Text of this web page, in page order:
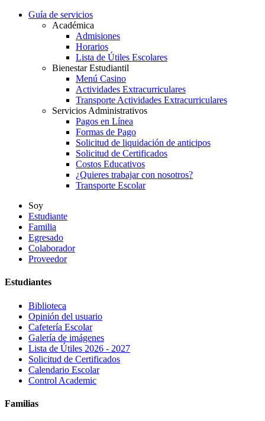
Guía de servicios
Académica
Admisiones
Horarios
Lista de Útiles Escolares
Bienestar Estudiantil
Menú Casino
Actividades Extracurriculares
Transporte Actividades Extracurriculares
Servicios Administrativos
Pagos en Línea
Formas de Pago
Solicitud de liquidación de anticipos
Solicitud de Certificados
Costos Educativos
¿Quieres trabajar con nosotros?
Transporte Escolar
Soy
Estudiante
Familia
Egresado
Colaborador
Proveedor
Estudiantes
Biblioteca
Opinión del usuario
Cafetería Escolar
Galería de imágenes
Lista de Útiles 2026 - 2027
Solicitud de Certificados
Calendario Escolar
Control Academic
Familias